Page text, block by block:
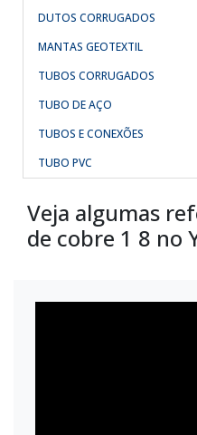
DUTOS CORRUGADOS
MANTAS GEOTEXTIL
TUBOS CORRUGADOS
TUBO DE AÇO
TUBOS E CONEXÕES
TUBO PVC
Veja algumas
de cobre 1 8 no